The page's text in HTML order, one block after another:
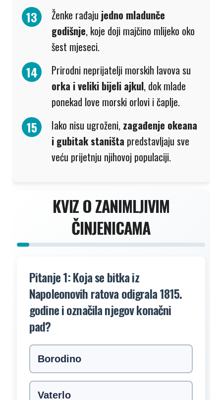
Ženke rađaju jedno mladunče
godišnje, koje doji majčino mlijeko oko
šest mjeseci.
Prirodni neprijatelji morskih lavova su
orka i veliki bijeli ajkul, dok mlade
ponekad love morski orlovi i čaplje.
Iako nisu ugroženi, zagađenje okeana
i gubitak staništa predstavljaju sve
veću prijetnju njihovoj populaciji.
KVIZ O ZANIMLJIVIM
ČINJENICAMA
Pitanje 1: Koja se bitka iz
Napoleonovih ratova odigrala 1815.
godine i označila njegov konačni
pad?
Borodino
Vaterlo